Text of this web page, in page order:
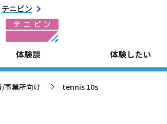
テニピン
体験談 体験したい
/事業所向け >
tennis 10s